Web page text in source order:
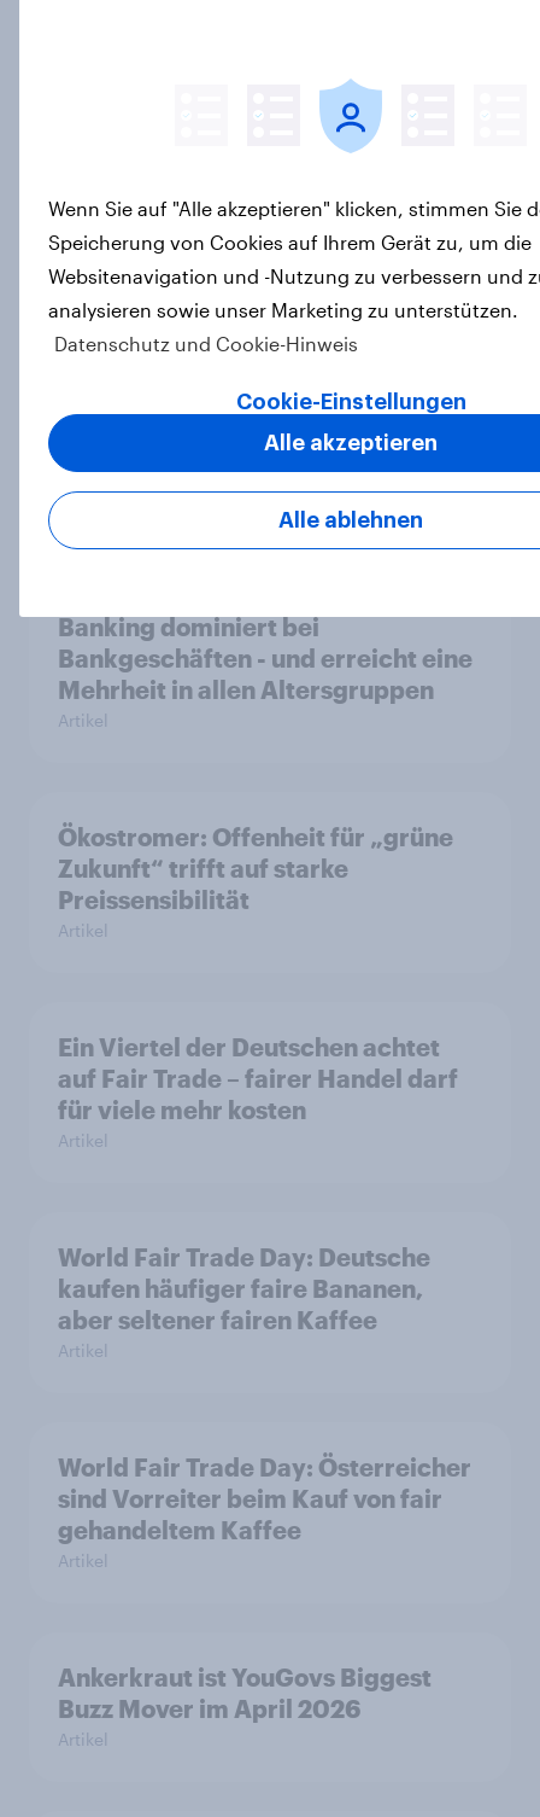
WM 2026 im Blick: Snacks bleiben
Österreich besonders gefragt
Artikel
Paradigmenwechsel im
Trinkverhalten: Neue YouGov-
Studie zeigt starken Rückgang des
Alkoholkonsums in Deutschland
Artikel
Banking dominiert bei
Bankgeschäften - und erreicht eine
Mehrheit in allen Altersgruppen
Artikel
Ökostromer: Offenheit für „grüne
Zukunft“ trifft auf starke
Preissensibilität
Artikel
Ein Viertel der Deutschen achtet
auf Fair Trade – fairer Handel darf
für viele mehr kosten
Artikel
World Fair Trade Day: Deutsche
kaufen häufiger faire Bananen,
aber seltener fairen Kaffee
Artikel
World Fair Trade Day: Österreicher
sind Vorreiter beim Kauf von fair
gehandeltem Kaffee
Artikel
Ankerkraut ist YouGovs Biggest
Buzz Mover im April 2026
Artikel
Wenn Sie auf "Alle akzeptieren" klicken, stimmen Sie
Speicherung von Cookies auf Ihrem Gerät zu, um die
Websitenavigation und -Nutzung zu verbessern und
analysieren sowie unser Marketing zu unterstützen.
Datenschutz und Cookie-Hinweis
Cookie-Einstellungen
Alle ablehnen
Alle akzeptieren